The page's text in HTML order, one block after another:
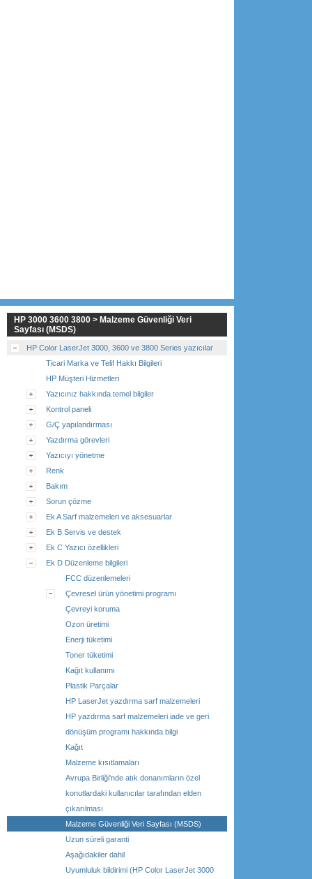
HP 3000 3600 3800 > Malzeme Güvenliği Veri
Sayfası (MSDS)
HP Color LaserJet 3000, 3600 ve 3800 Series yazıcılar
Ticari Marka ve Telif Hakkı Bilgileri
HP Müşteri Hizmetleri
Yazıcınız hakkında temel bilgiler
Kontrol paneli
G/Ç yapılandırması
Yazdırma görevleri
Yazıcıyı yönetme
Renk
Bakım
Sorun çözme
Ek A Sarf malzemeleri ve aksesuarlar
Ek B Servis ve destek
Ek C Yazıcı özellikleri
Ek D Düzenleme bilgileri
FCC düzenlemeleri
Çevresel ürün yönetimi programı
Çevreyi koruma
Ozon üretimi
Enerji tüketimi
Toner tüketimi
Kağıt kullanımı
Plastik Parçalar
HP LaserJet yazdırma sarf malzemeleri
HP yazdırma sarf malzemeleri iade ve geri
dönüşüm programı hakkında bilgi
Kağıt
Malzeme kısıtlamaları
Avrupa Birliği'nde atık donanımların özel
konutlardaki kullanıcılar tarafından elden
çıkarılması
Malzeme Güvenliği Veri Sayfası (MSDS)
Uzun süreli garanti
Aşağıdakiler dahil
Uyumluluk bildirimi (HP Color LaserJet 3000